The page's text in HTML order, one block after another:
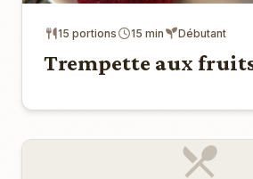
15 portions 15 min Débutant
Trempette aux